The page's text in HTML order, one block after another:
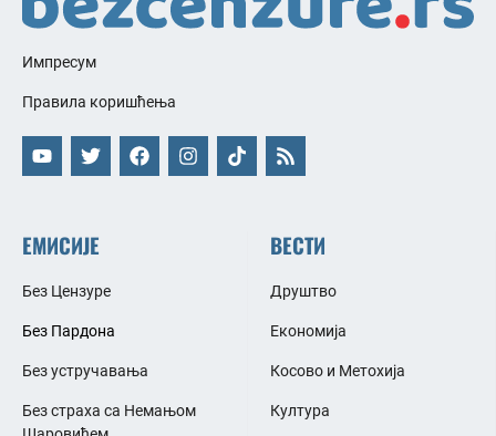
Импресум
Правила коришћења
ЕМИСИЈЕ
Без Цензуре
Без Пардона
Без устручавања
Без страха са Немањом
ВЕСТИ
Друштво
Економија
Косово и Метохија
Култура